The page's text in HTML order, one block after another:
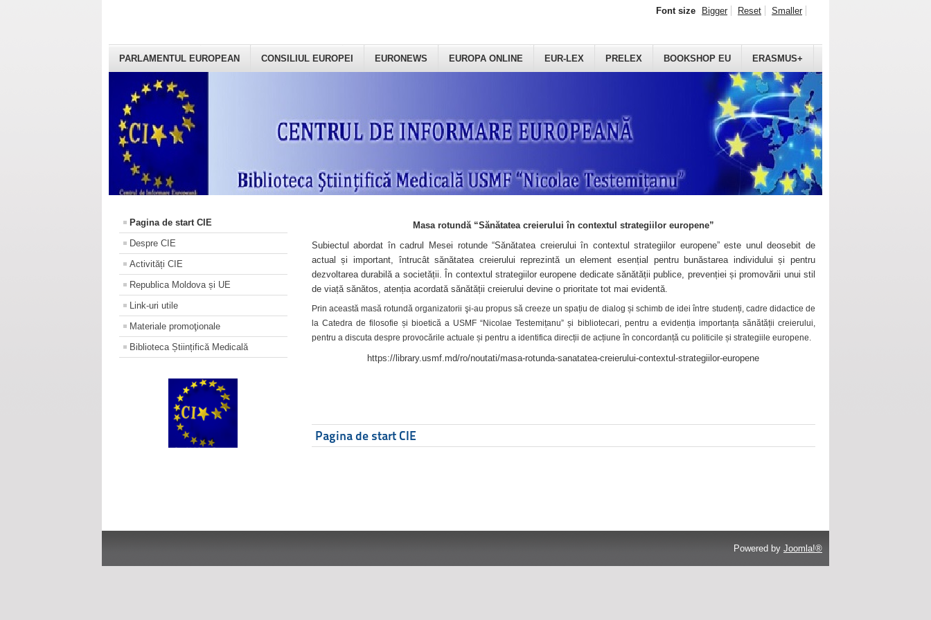
PARLAMENTUL EUROPEAN CONSILIUL EUROPEI EURONEWS EUROPA ONLINE EUR-LEX PRELEX BOOKSHOP EU ERASMUS+
Font size Bigger Reset Smaller
Pagina de start CIE
Despre CIE
Activități CIE
Republica Moldova și UE
Link-uri utile
Materiale promoţionale
Biblioteca Științifică Medicală
Masa rotundă “Sănătatea creierului în contextul strategiilor europene”
Subiectul abordat în cadrul Mesei rotunde “Sănătatea creierului în contextul strategiilor europene” este unul deosebit de
actual și important, întrucât sănătatea creierului reprezintă un element esențial pentru bunăstarea individului și pentru
dezvoltarea durabilă a societății. În contextul strategiilor europene dedicate sănătății publice, prevenției și promovării unui stil
de viață sănătos, atenția acordată sănătății creierului devine o prioritate tot mai evidentă.
Prin această masă rotundă organizatorii şi-au propus să creeze un spațiu de dialog și schimb de idei între studenți, cadre didactice de
la Catedra de filosofie și bioetică a USMF “Nicolae Testemițanu” și bibliotecari, pentru a evidenția importanța sănătății creierului,
pentru a discuta despre provocările actuale și pentru a identifica direcții de acțiune în concordanță cu politicile și strategiile europene.
https://library.usmf.md/ro/noutati/masa-rotunda-sanatatea-creierului-contextul-strategiilor-europene
Pagina de start CIE
Powered by Joomla!®